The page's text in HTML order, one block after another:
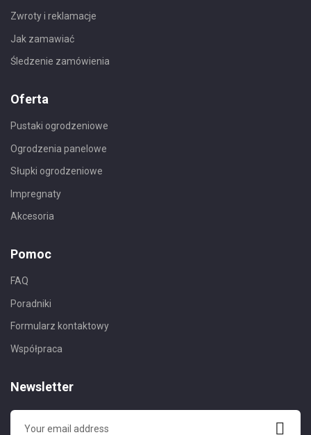
Zwroty i reklamacje
Jak zamawiać
Śledzenie zamówienia
Oferta
Pustaki ogrodzeniowe
Ogrodzenia panelowe
Słupki ogrodzeniowe
Impregnaty
Akcesoria
Pomoc
FAQ
Poradniki
Formularz kontaktowy
Współpraca
Newsletter